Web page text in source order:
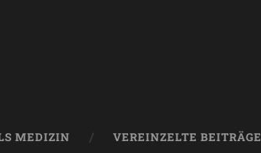
MEDIZIN VEREINZELTE BEITRÄGE